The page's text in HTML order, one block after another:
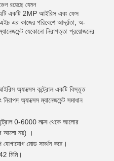
রয়েছে যেমন
একটি 2MP আইরিস এবং ফেস
এর কাজের পরিবেশে আর্দ্রতা, অ-
যেকোনো নিরাপত্তা প্রয়োজনের
অ্যাক্সেস কন্ট্রোল একটি বিস্তৃত
নিরাপদ অ্যাক্সেস ম্যানেজমেন্ট সমাধান
0-6000 লাক্স থেকে আলোর
আলো নয়) ।
যোগাযোগ মোড সমর্থন করে।
মিমি।